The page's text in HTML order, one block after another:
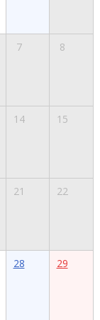
7 8
14 15
21 22
28 29